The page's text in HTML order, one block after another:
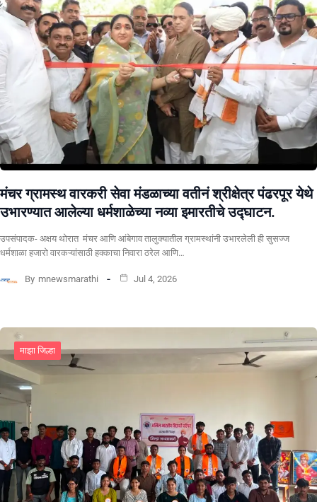
मंचर ग्रामस्थ वारकरी सेवा मंडळाच्या वतीनं श्रीक्षेत्र पंढरपूर येथे
उभारण्यात आलेल्या धर्मशाळेच्या नव्या इमारतीचे उद्घाटन.
उपसंपादक- अक्षय थोरात मंचर आणि आंबेगाव तालुक्यातील ग्रामस्थांनी उभारलेली ही सुसज्ज
धर्मशाळा हजारो वारकऱ्यांसाठी हक्काचा निवारा ठरेल आणि…
By mnewsmarathi Jul 4, 2026
माझा जिल्हा